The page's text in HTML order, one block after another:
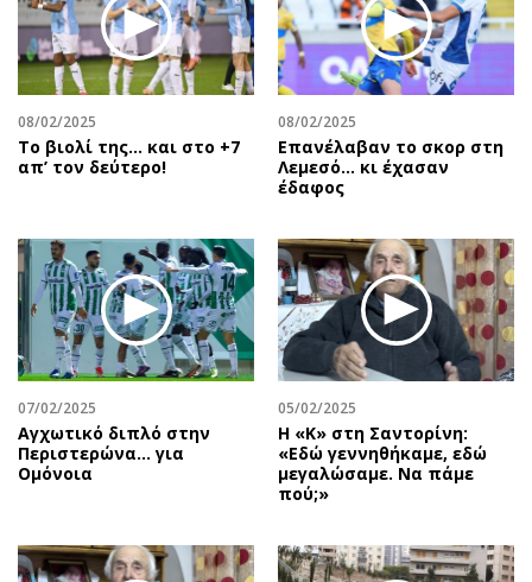
08/02/2025
Το βιολί της… και στο +7
απ’ τον δεύτερο!
08/02/2025
Επανέλαβαν το σκορ στη
Λεμεσό… κι έχασαν
έδαφος
07/02/2025
Αγχωτικό διπλό στην
Περιστερώνα… για
Ομόνοια
05/02/2025
Η «Κ» στη Σαντορίνη:
«Εδώ γεννηθήκαμε, εδώ
μεγαλώσαμε. Να πάμε
πού;»